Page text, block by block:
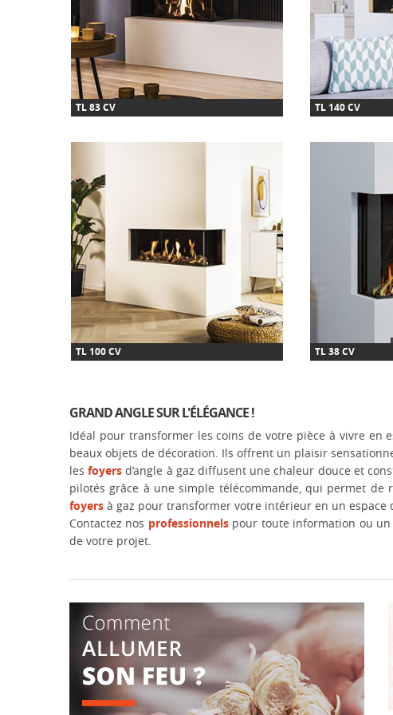
TL 83 CV TL 140 CV
TL 100 CV TL 38 CV
GRAND ANGLE SUR L'ÉLÉGANCE !
Idéal pour transformer les coins de votre pièce à vivre en
beaux objets de décoration. Ils offrent un plaisir
les foyers d’angle à gaz diffusent une chaleur douce et
pilotés grâce à une simple télécommande, qui permet
foyers à gaz pour transformer votre intérieur en un espace
Contactez nos professionnelspour toute information ou un
de votre projet.